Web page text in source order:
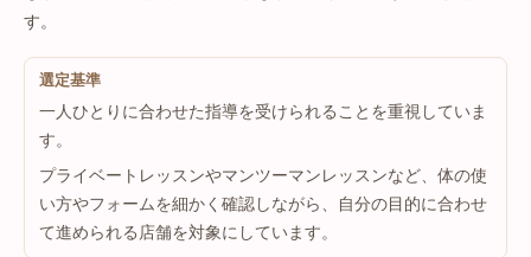
す。
選定基準
一人ひとりに合わせた指導を受けられることを重視していま
す。
プライベートレッスンやマンツーマンレッスンなど、体の使
い方やフォームを細かく確認しながら、自分の目的に合わせ
て進められる店舗を対象にしています。